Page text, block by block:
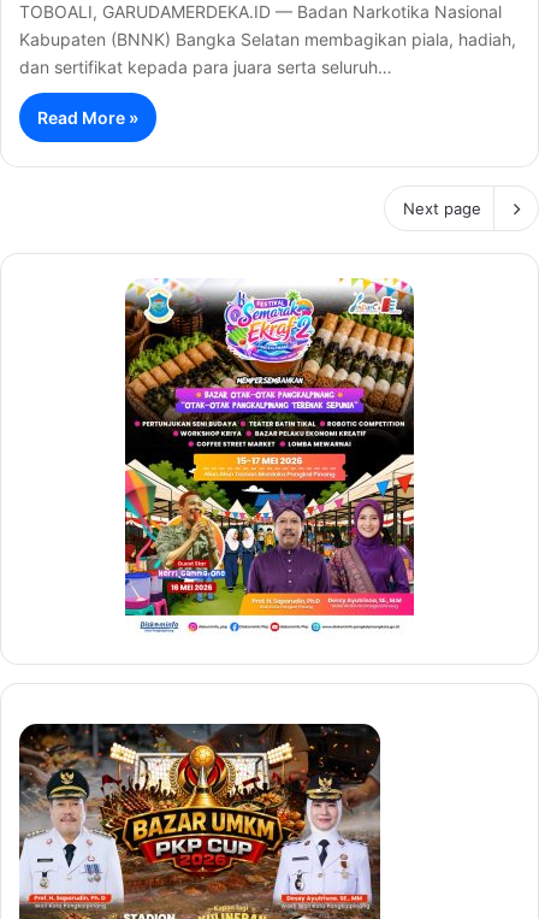
TOBOALI, GARUDAMERDEKA.ID — Badan Narkotika Nasional
Kabupaten (BNNK) Bangka Selatan membagikan piala, hadiah,
dan sertifikat kepada para juara serta seluruh…
Read More »
Next page